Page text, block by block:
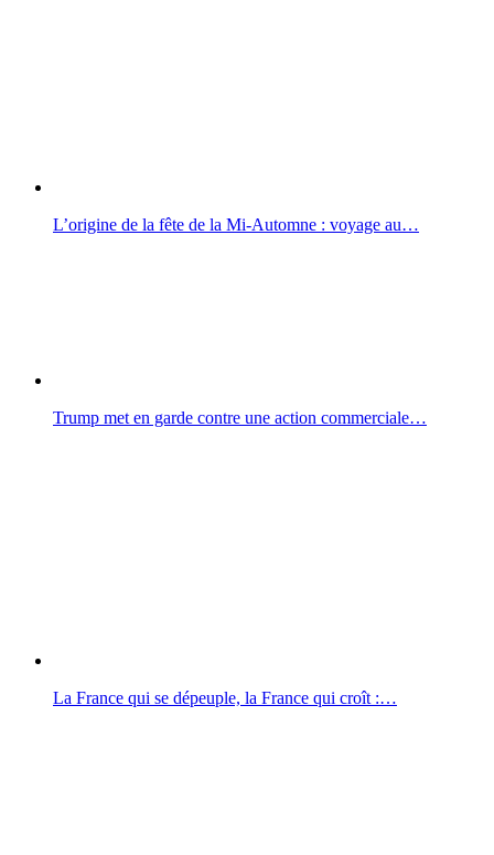
L’origine de la fête de la Mi-Automne : voyage au…
Trump met en garde contre une action commerciale…
La France qui se dépeuple, la France qui croît :…